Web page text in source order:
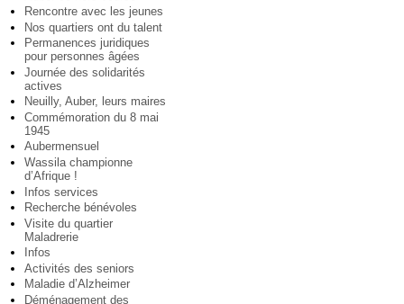
Rencontre avec les jeunes
Nos quartiers ont du talent
Permanences juridiques
pour personnes âgées
Journée des solidarités
actives
Neuilly, Auber, leurs maires
Commémoration du 8 mai
1945
Aubermensuel
Wassila championne
d’Afrique !
Infos services
Recherche bénévoles
Visite du quartier
Maladrerie
Infos
Activités des seniors
Maladie d’Alzheimer
Déménagement des